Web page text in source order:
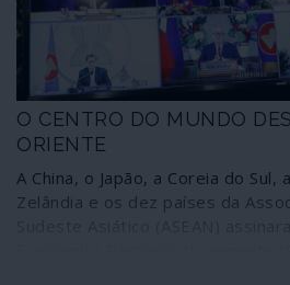
O CENTRO DO MUNDO
ORIENTE
A China, o Japão, a Coreia do Sul,
Zelândia e os dez países da